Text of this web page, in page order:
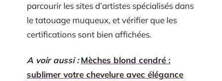
parcourir les sites d’artistes spécialisés dans
le tatouage muqueux, et vérifier que les
certifications sont bien affichées.
A voir aussi : Mèches blond cendré :
sublimer votre chevelure avec élégance